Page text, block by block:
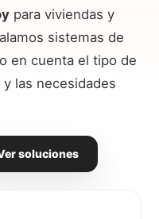
para viviendas y
sistemas de
en cuenta el tipo de
las necesidades
soluciones